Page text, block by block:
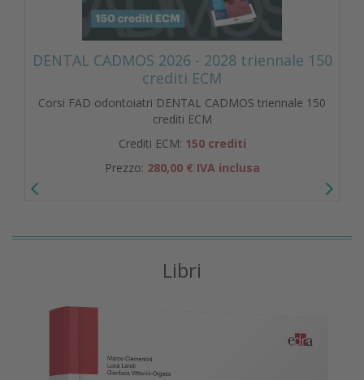
DENTAL CADMOS 2026 - 2028 triennale 150
crediti ECM
Corsi FAD odontoiatri DENTAL CADMOS triennale 150
crediti ECM
Crediti ECM: 150 crediti
Prezzo: 280,00 € IVA inclusa
Libri